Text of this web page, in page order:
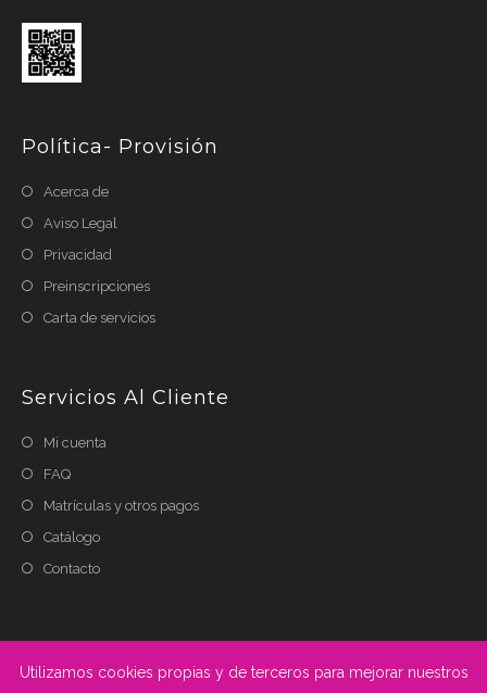
Utilizamos cookies propias y de terceros para mejorar nuestros
Política- Provisión
Acerca de
Aviso Legal
Privacidad
Preinscripciones
Carta de servicios
Servicios Al Cliente
Mi cuenta
FAQ
Matrículas y otros pagos
Catálogo
Contacto
Copyright 2013 - CAPACITAENRED.NET